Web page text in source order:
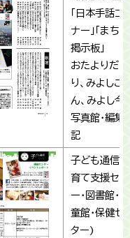
「日本手話コ
ナー」「まちの
掲示板」
おたよりだよ
り、みよしご
ん、みよし今
写真館・編集
記
子ども通信(
育て支援セン
ー・図書館・児
童館･保健セ
ター)